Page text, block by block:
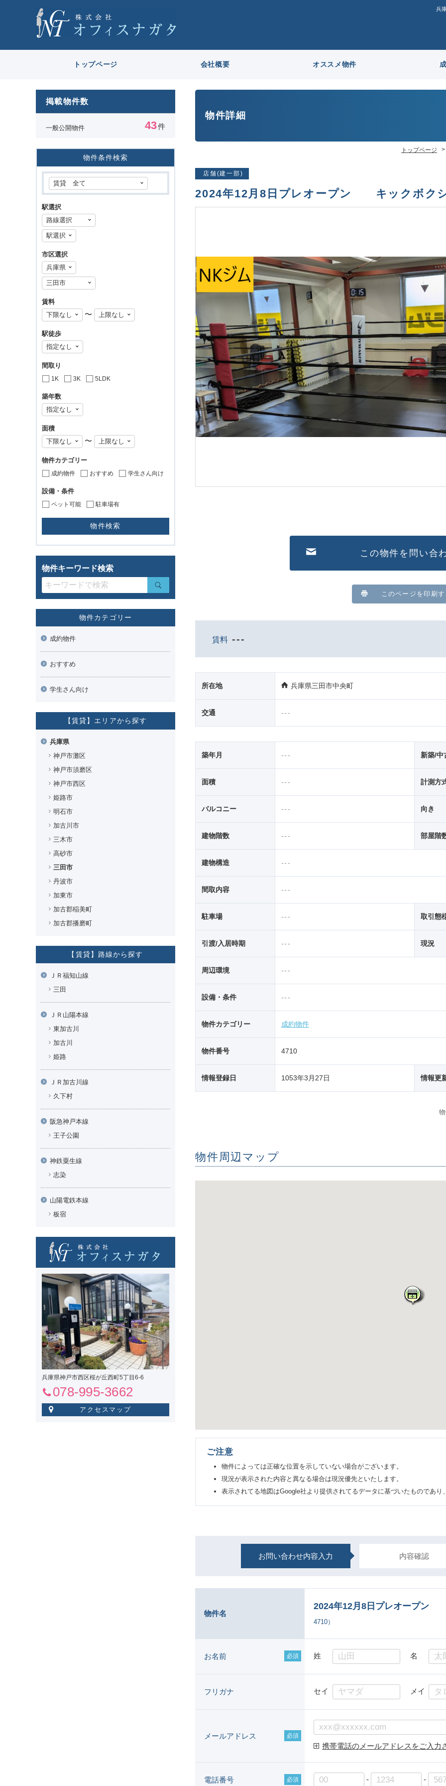
兵
トップページ 会社概要 オススメ物件
物件詳細
トップページ
店舗(建一部)
2024年12月8日プレオープン キックボク
この物件を問い合
このページを印刷す
賃料 ---
所在地 兵庫県三田市中央町
交通 ---
築年月 --- 新築/中
面積 --- 計測方
バルコニー --- 向き
建物階数 --- 部屋階
建物構造 ---
間取内容 ---
駐車場 --- 取引態
引渡/入居時期 --- 現況
周辺環境 ---
設備・条件 ---
物件カテゴリー 成約物件
物件番号 4710
情報登録日 1053年3月27日 情報更
物件周辺マップ
ご注意
物件によっては正確な位置を示していない場合がございます。
現況が表示された内容と異なる場合は現況優先といたします。
表示されてる地図はGoogle社より提供されてるデータに基づいたものであり
お問い合わせ内容入力 内容確認
物件名
2024年12月8日プレオープン
4710）
お名前 必須 姓 名
フリガナ セイ メイ
メールアドレス 必須
携帯電話のメールアドレスをご入力
電話番号 必須 - -
掲載物件数
一般公開物件 43件
物件条件検索
駅選択
市区選択
賃料
〜
駅徒歩
間取り
1K 3K 5LDK
築年数
面積
〜
物件カテゴリー
成約物件 おすすめ 学生さん向け
設備・条件
ペット可能 駐車場有
物件キーワード検索
物件カテゴリー
成約物件
おすすめ
学生さん向け
【賃貸】エリアから探す
兵庫県
神戸市灘区
神戸市須磨区
神戸市西区
姫路市
明石市
加古川市
三木市
高砂市
三田市
丹波市
加東市
加古郡稲美町
加古郡播磨町
【賃貸】路線から探す
ＪＲ福知山線
三田
ＪＲ山陽本線
東加古川
加古川
姫路
ＪＲ加古川線
久下村
阪急神戸本線
王子公園
神鉄粟生線
志染
山陽電鉄本線
板宿
兵庫県神戸市西区桜が丘西町5丁目6-6
078-995-3662
アクセスマップ